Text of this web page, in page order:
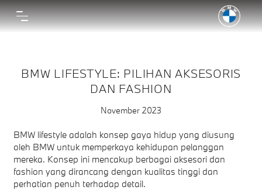
BMW LIFESTYLE: PILIHAN AKSESORIS
DAN FASHION
November 2023
BMW lifestyle adalah konsep gaya hidup yang diusung
oleh BMW untuk memperkaya kehidupan pelanggan
mereka. Konsep ini mencakup berbagai aksesori dan
fashion yang dirancang dengan kualitas tinggi dan
perhatian penuh terhadap detail.